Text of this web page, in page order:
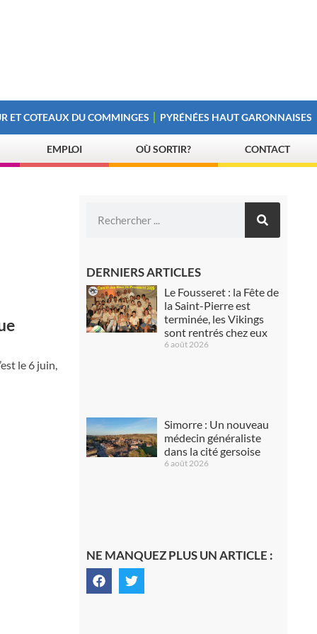
ET COTEAUX DU COMMINGES PYRÉNÉES HAUT GARONNAISES
EMPLOI OÙ SORTIR? CONTACT
le 6 juin,
DERNIERS ARTICLES
Le Fousseret : la Fête de
la Saint-Pierre est
terminée, les Vikings
sont rentrés chez eux
6 août 2026
Simorre : Un nouveau
médecin généraliste
dans la cité gersoise
6 août 2026
NE MANQUEZ PLUS UN ARTICLE :